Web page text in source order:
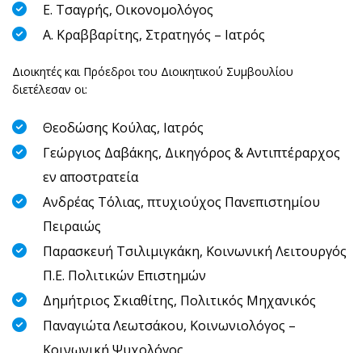
Ε. Τσαγρής, Οικονομολόγος
Α. Κραββαρίτης, Στρατηγός – Ιατρός
Διοικητές και Πρόεδροι του Διοικητικού Συμβουλίου
διετέλεσαν οι:
Θεοδώσης Κούλας, Ιατρός
Γεώργιος Δαβάκης, Δικηγόρος & Αντιπτέραρχος
εν αποστρατεία
Ανδρέας Τόλιας, πτυχιούχος Πανεπιστημίου
Πειραιώς
Παρασκευή Τσιλιμιγκάκη, Κοινωνική Λειτουργός
Π.Ε. Πολιτικών Επιστημών
Δημήτριος Σκιαθίτης, Πολιτικός Μηχανικός
Παναγιώτα Λεωτσάκου, Κοινωνιολόγος –